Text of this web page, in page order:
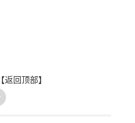
【返回顶部】